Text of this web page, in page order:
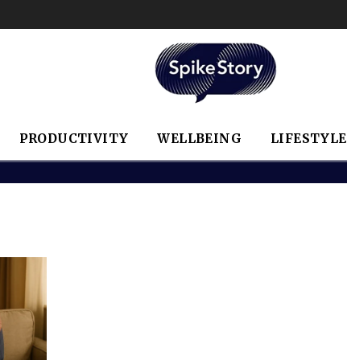
PRODUCTIVITY WELLBEING LIFESTYLE